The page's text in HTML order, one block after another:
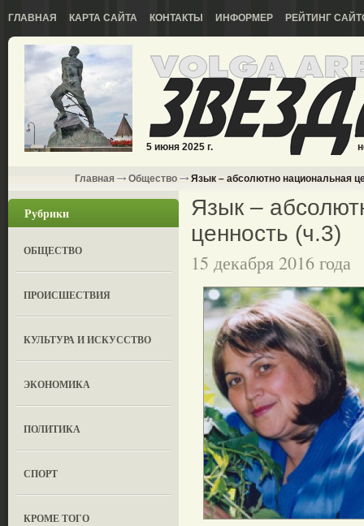
ГЛАВНАЯ КАРТА САЙТА КОНТАКТЫ ИНФОРМЕР РЕЙТИНГ
5 июня 2025 г.
Главная Общество Язык – абсолютно национальная
Рубрики
ОБЩЕСТВО
ПРОИСШЕСТВИЯ
КУЛЬТУРА И ИСКУССТВО
ЭКОНОМИКА
ПОЛИТИКА
СПОРТ
КРОМЕ ТОГО
Язык –
ценность (ч.3)
15 декабря 2016 года